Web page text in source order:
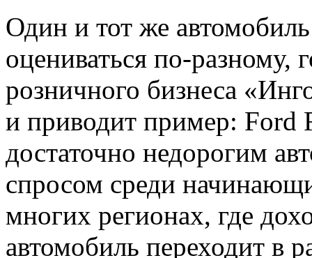
Один и тот же
оцениваться по-разному,
розничного бизнеса
и приводит пример: Ford
достаточно недорогим
спросом среди
многих регионах, где
автомобиль переходит в